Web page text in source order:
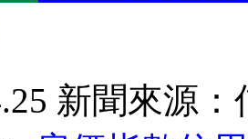
新聞來源：